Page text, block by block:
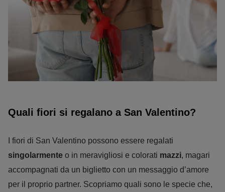
Quali fiori si regalano a San Valentino?
I fiori di San Valentino possono essere regalati
singolarmente o in meravigliosi e colorati mazzi, magari
accompagnati da un biglietto con un messaggio d’amore
per il proprio partner. Scopriamo quali sono le specie che,